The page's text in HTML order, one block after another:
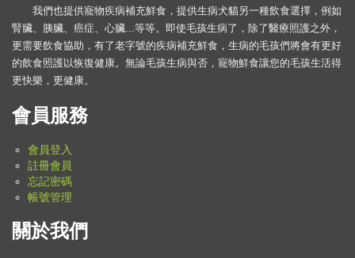
我們也提供寵物疾病補充鮮食，提供生病犬貓另一種飲食選擇，例如
腎臟、胰臟、癌症、心臟...等等。即使毛孩生病了，除了醫療照護之外，
更需要飲食協助，有了老字號的疾病補充鮮食，生病的毛孩們將會有更好
的飲食照護以恢復健康。無論毛孩生病與否，寵物鮮食讓您的毛孩生活得
更快樂，更健康。
會員服務
會員登入
註冊會員
忘記密碼
帳號管理
關於我們